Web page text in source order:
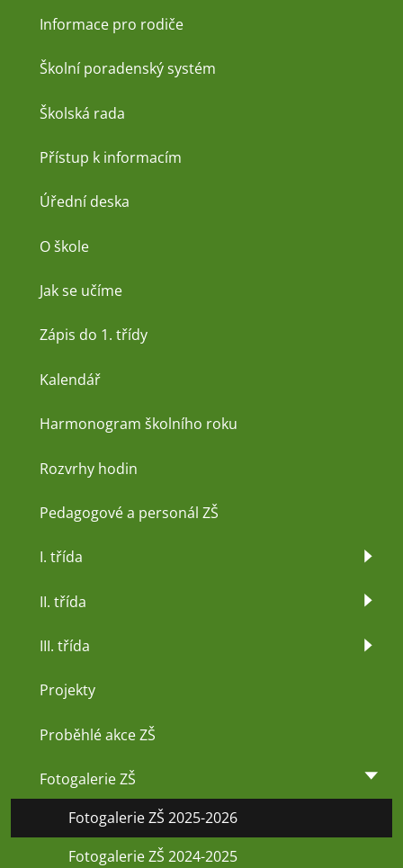
Informace pro rodiče
Školní poradenský systém
Školská rada
Přístup k informacím
Úřední deska
O škole
Jak se učíme
Zápis do 1. třídy
Kalendář
Harmonogram školního roku
Rozvrhy hodin
Pedagogové a personál ZŠ
I. třída
II. třída
III. třída
Projekty
Proběhlé akce ZŠ
Fotogalerie ZŠ
Fotogalerie ZŠ 2025-2026
Fotogalerie ZŠ 2024-2025